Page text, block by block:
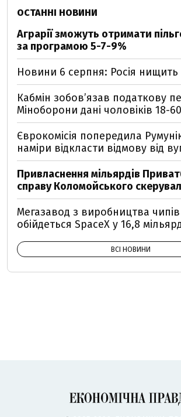
ОСТАННІ НОВИНИ
Аграрії зможуть отримати
за програмою 5-7-9%
Новини 6 серпня: Росія нищить
Кабмін зобовʼязав податкову
Міноборони дані чоловіків 18-
Єврокомісія попередила
наміри відкласти відмову від
Привласнення мільярдів
справу Коломойського
Мегазавод з виробництва чипів
обійдеться SpaceX у 16,8
ВСІ НОВИНИ